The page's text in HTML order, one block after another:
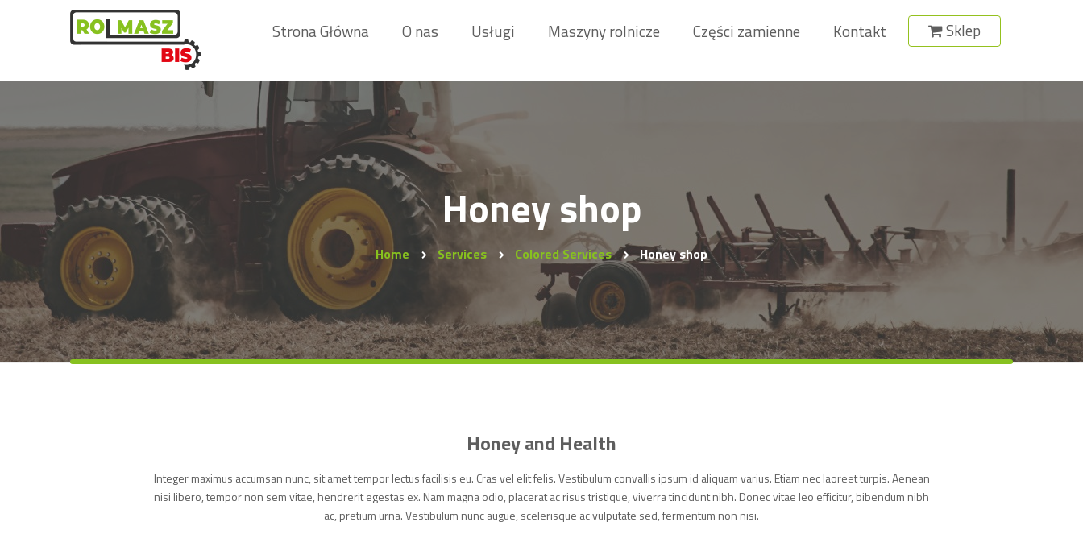
Strona Główna O nas Usługi Maszyny rolnicze Części zamienne Kontakt Sklep
Honey shop
Home Services Colored Services Honey shop
Honey and Health
Integer maximus accumsan nunc, sit amet tempor lectus facilisis eu. Cras vel elit felis. Vestibulum convallis ipsum id aliquam varius. Etiam nec laoreet turpis. Aenean
nisi libero, tempor non sem vitae, hendrerit egestas ex. Nam magna odio, placerat ac risus tristique, viverra tincidunt nibh. Donec vitae leo efficitur, bibendum nibh
ac, pretium urna. Vestibulum nunc augue, scelerisque ac vulputate sed, fermentum non nisi.